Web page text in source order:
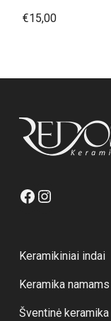
€15,00
Facebook
Keramikiniai indai
Keramika namams
Šventinė keramika